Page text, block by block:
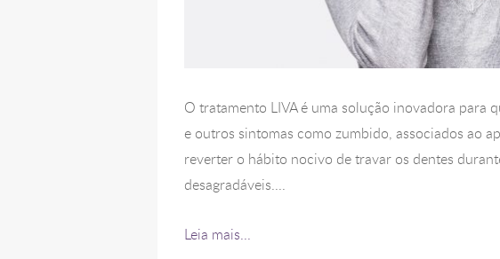
O tratamento LIVA é uma solução inovadora para
e outros sintomas como zumbido, associados ao
reverter o hábito nocivo de travar os dentes
desagradáveis....
Leia mais...